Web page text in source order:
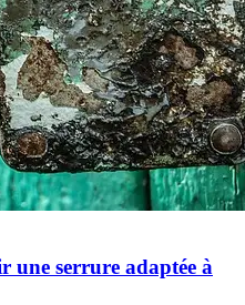
une serrure adaptée à